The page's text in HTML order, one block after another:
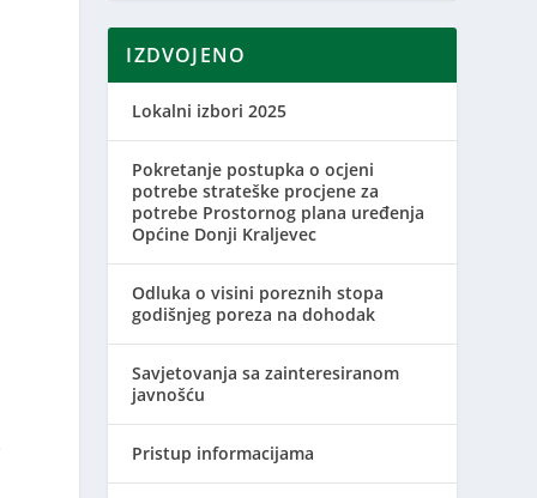
IZDVOJENO
Lokalni izbori 2025
Pokretanje postupka o ocjeni
potrebe strateške procjene za
potrebe Prostornog plana uređenja
Općine Donji Kraljevec
Odluka o visini poreznih stopa
godišnjeg poreza na dohodak
Savjetovanja sa zainteresiranom
javnošću
Pristup informacijama